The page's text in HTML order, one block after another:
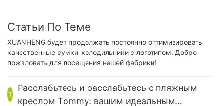
Статьи По Теме
XUANHENG будет продолжать постоянно оптимизировать
качественные сумки-холодильники с логотипом. Добро
пожаловать для посещения нашей фабрики!
1
Расслабьтесь и расслабьтесь с пляжным
креслом Tommy: вашим идеальным